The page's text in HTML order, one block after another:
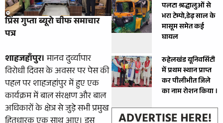
प्रिंस गुप्ता ब्यूरो चीफ समाचार
पत्र
शाहजहाॅंपुर।मानव दुर्व्यापार
विरोधी दिवस के अवसर पर पेस की
पहल पर शाहजहांपुर में हुए एक
कार्यक्रम में बाल संरक्षण और बाल
अधिकारों के क्षेत्र से जुड़े सभी प्रमुख
पलटा श्रद्धालुओं से
भरा टेम्पो,डेढ़ साल के
मासूम समेत कई
घायल
रुहेलखंड यूनिवर्सिटी
में प्रथम स्थान प्राप्त
कर पीलीभीत जिले
का नाम रोशन किया ।